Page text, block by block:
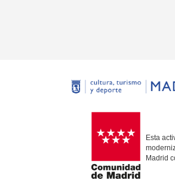
Esta
Madrid